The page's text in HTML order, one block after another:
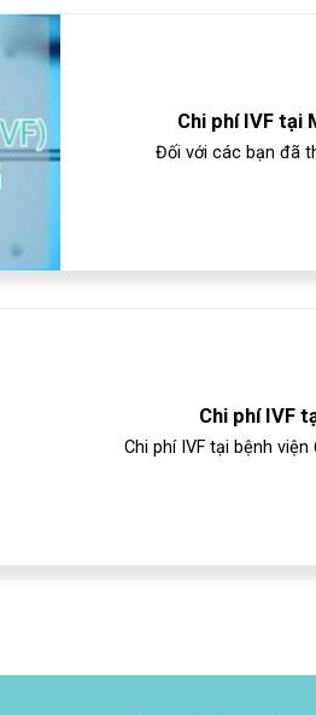
Chi phí IVF tại
Đối với các bạn đã
Chi phí IVF
Chi phí IVF tại bệnh